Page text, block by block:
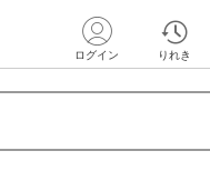
ログイン りれき